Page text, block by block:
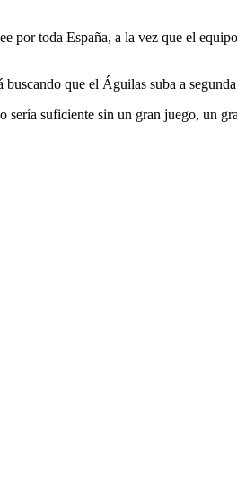
por toda España, a la vez que el
que el Águilas suba a
sería suficiente sin un gran juego, un